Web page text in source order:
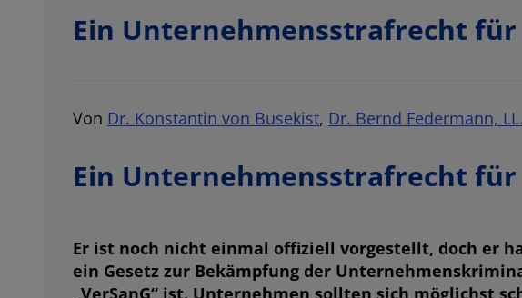
Ein Unternehmensstrafrecht für
Von Dr. Konstantin von Busekist, Dr. Bernd Federmann,
Ein Unternehmensstrafrecht für
Er ist noch nicht einmal offiziell vorgestellt, doch er
ein Gesetz zur Bekämpfung der
„VerSanG“ ist. Unternehmen sollten sich möglichst